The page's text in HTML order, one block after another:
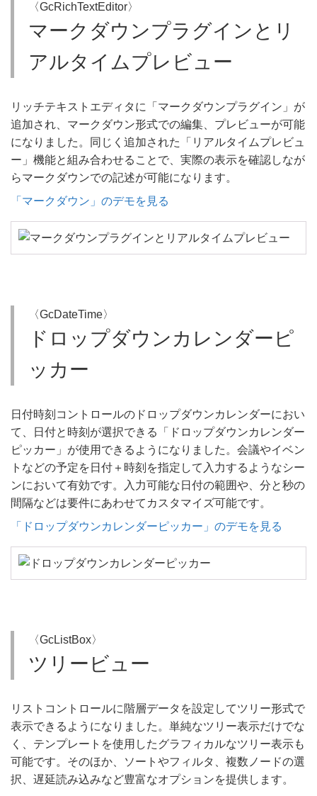
〈GcRichTextEditor〉
マークダウンプラグインとリ
アルタイムプレビュー
リッチテキストエディタに「マークダウンプラグイン」が
追加され、マークダウン形式での編集、プレビューが可能
になりました。同じく追加された「リアルタイムプレビュ
ー」機能と組み合わせることで、実際の表示を確認しなが
らマークダウンでの記述が可能になります。
「マークダウン」のデモを見る
〈GcDateTime〉
ドロップダウンカレンダーピ
ッカー
日付時刻コントロールのドロップダウンカレンダーにおい
て、日付と時刻が選択できる「ドロップダウンカレンダー
ピッカー」が使用できるようになりました。会議やイベン
トなどの予定を日付＋時刻を指定して入力するようなシー
ンにおいて有効です。入力可能な日付の範囲や、分と秒の
間隔などは要件にあわせてカスタマイズ可能です。
「ドロップダウンカレンダーピッカー」のデモを見る
〈GcListBox〉
ツリービュー
リストコントロールに階層データを設定してツリー形式で
表示できるようになりました。単純なツリー表示だけでな
く、テンプレートを使用したグラフィカルなツリー表示も
可能です。そのほか、ソートやフィルタ、複数ノードの選
択、遅延読み込みなど豊富なオプションを提供します。